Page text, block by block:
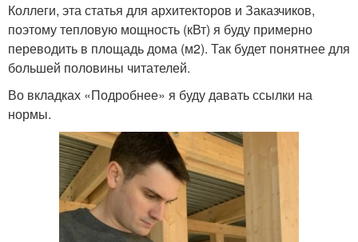
Коллеги, эта статья для архитекторов и Заказчиков,
поэтому тепловую мощность (кВт) я буду примерно
переводить в площадь дома (м2). Так будет понятнее для
большей половины читателей.
Во вкладках «Подробнее» я буду давать ссылки на
нормы.